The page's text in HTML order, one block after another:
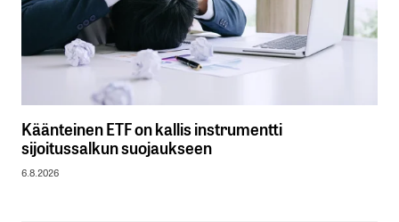
Käänteinen ETF on kallis instrumentti
sijoitussalkun suojaukseen
6.8.2026